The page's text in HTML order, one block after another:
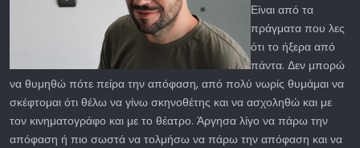
Είναι από τα
πράγματα που λες
ότι το ήξερα από
πάντα. Δεν μπορώ
να θυμηθώ πότε πείρα την απόφαση, από πολύ νωρίς θυμάμαι να
σκέφτομαι ότι θέλω να γίνω σκηνοθέτης και να ασχοληθώ και με
τον κινηματογράφο και με το θέατρο. Άργησα λίγο να πάρω την
απόφαση ή πιο σωστά να τολμήσω να πάρω την απόφαση και να